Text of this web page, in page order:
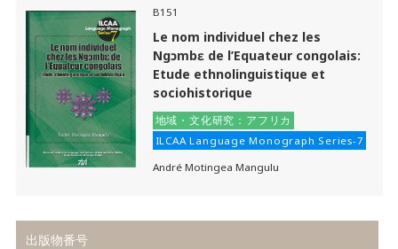
B151
Le nom individuel chez les
Ngɔmbɛ de l’Equateur congolais:
Etude ethnolinguistique et
sociohistorique
地域・文化研究：アフリカ
ILCAA Language Monograph Series-7
André Motingea Mangulu
出版物番号